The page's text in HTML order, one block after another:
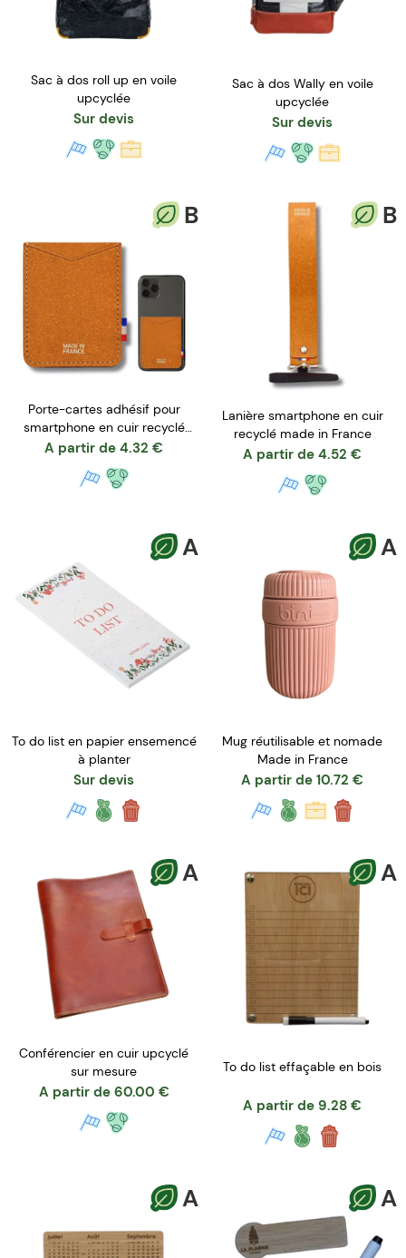
Sac à dos roll up en voile
upcyclée
Sur devis
Sac à dos Wally en voile
upcyclée
Sur devis
B
Porte-cartes adhésif pour
smartphone en cuir recyclé
made in France
A partir de 4.32 €
B
Lanière smartphone en cuir
recyclé made in France
A partir de 4.52 €
A
To do list en papier ensemencé
à planter
Sur devis
A
Mug réutilisable et nomade
Made in France
A partir de 10.72 €
A
Conférencier en cuir upcyclé
sur mesure
A partir de 60.00 €
A
To do list effaçable en bois
A partir de 9.28 €
A A